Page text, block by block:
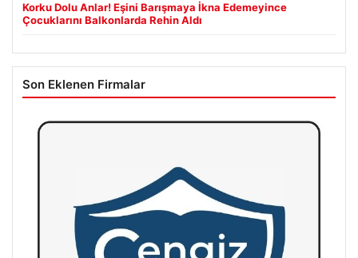
Korku Dolu Anlar! Eşini Barışmaya İkna Edemeyince
Çocuklarını Balkonlarda Rehin Aldı
Son Eklenen Firmalar